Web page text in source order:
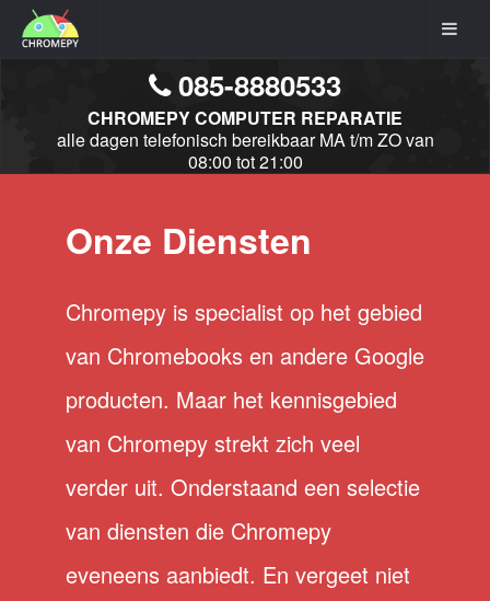
085-8880533
CHROMEPY COMPUTER REPARATIE
alle dagen telefonisch bereikbaar MA t/m ZO van
08:00 tot 21:00
Onze Diensten
Chromepy is specialist op het gebied
van Chromebooks en andere Google
producten. Maar het kennisgebied
van Chromepy strekt zich veel
verder uit. Onderstaand een selectie
van diensten die Chromepy
eveneens aanbiedt. En vergeet niet